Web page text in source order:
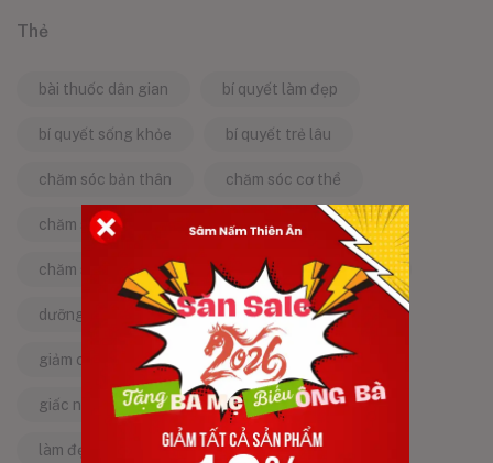
Thẻ
bài thuốc dân gian bí quyết làm đẹp
bí quyết sống khỏe bí quyết trẻ lâu
chăm sóc bản thân chăm sóc cơ thể
chăm sóc da chăm sóc sức khỏe
chăm sóc sức khỏe tự nhiên chống lão hóa
dưỡng da tự nhiên dưỡng sinh
giảm căng thẳng giảm stress
giấc ngủ ngon kinh nghiệm dân gian
làm đẹp từ bên trong làm đẹp tự nhiên